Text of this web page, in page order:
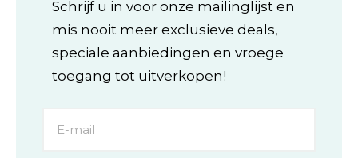
productpagina
op
de
productpagina
Schrijf u in voor onze mailinglijst en
mis nooit meer exclusieve deals,
speciale aanbiedingen en vroege
toegang tot uitverkopen!